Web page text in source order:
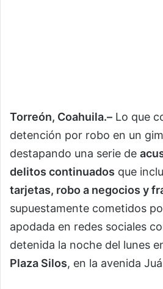
Torreón, Coahuila.– Lo que
detención por robo en un
destapando una serie de
delitos continuados que
tarjetas, robo a negocios y
supuestamente cometidos
apodada en redes sociales
detenida la noche del lunes
Plaza Silos, en la avenida